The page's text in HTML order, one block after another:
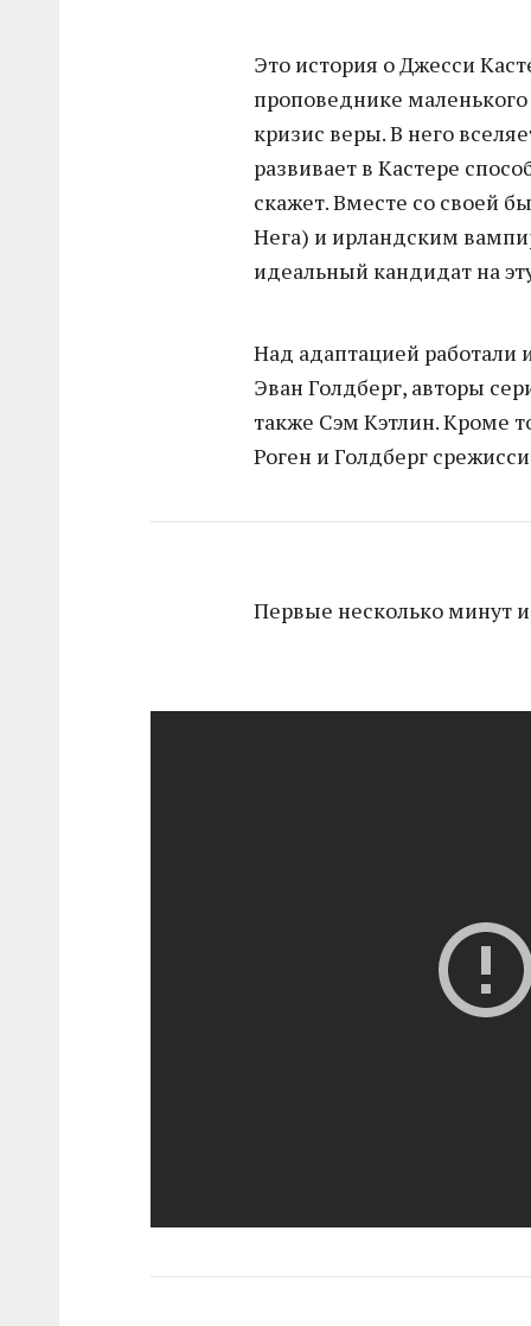
Это история о Джесси
проповеднике
кризис веры. В него
развивает в Кастере
скажет. Вместе со своей
Нега) и ирландским
идеальный кандидат на
Над адаптацией
Эван Голдберг, авторы
также Сэм Кэтлин. Кроме
Роген и Голдберг
Первые несколько минут